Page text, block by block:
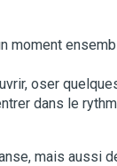
moment
oser
dans le
mais aussi